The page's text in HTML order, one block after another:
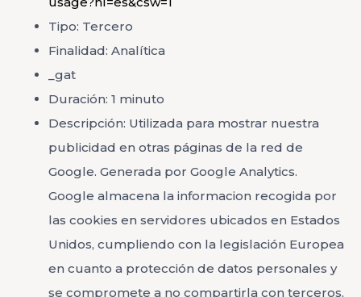
Tipo: Tercero
Finalidad: Analítica
_gat
Duración: 1 minuto
Descripción: Utilizada para mostrar nuestra
publicidad en otras páginas de la red de
Google. Generada por Google Analytics.
Google almacena la informacion recogida por
las cookies en servidores ubicados en Estados
Unidos, cumpliendo con la legislación Europea
en cuanto a protección de datos personales y
se compromete a no compartirla con terceros,